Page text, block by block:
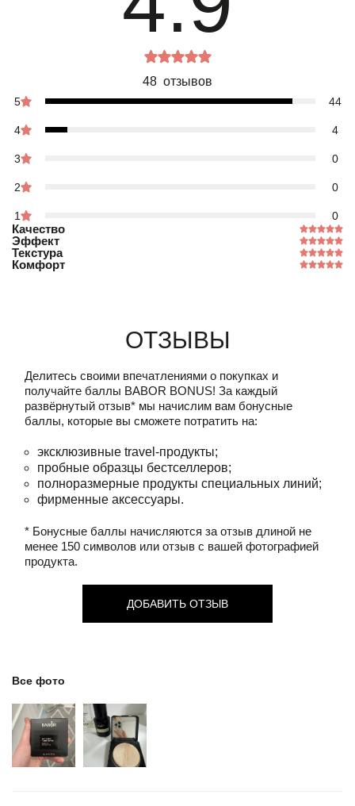
48 отзывов
5 44
4 4
3 0
2 0
1 0
Качество
Эффект
Текстура
Комфорт
Отзывы
Делитесь своими впечатлениями о покупках и
получайте баллы BABOR BONUS! За каждый
развёрнутый отзыв* мы начислим вам бонусные
баллы, которые вы сможете потратить на:
эксклюзивные travel-продукты;
пробные образцы бестселлеров;
полноразмерные продукты специальных линий;
фирменные аксессуары.
* Бонусные баллы начисляются за отзыв длиной не
менее 150 символов или отзыв с вашей фотографией
продукта.
ДОБАВИТЬ ОТЗЫВ
Все фото